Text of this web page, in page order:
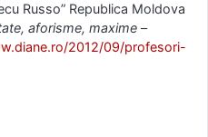
Russo” Republica Moldova
aforisme, maxime –
2012/09/profesori-